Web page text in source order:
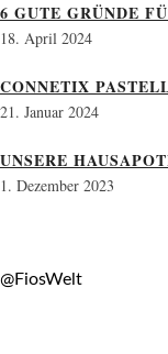
6 GUTE GRÜNDE
18. April 2024
CONNETIX
21. Januar 2024
UNSERE
1. Dezember 2023
@FiosWelt